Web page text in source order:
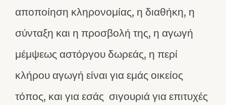
αποποίηση κληρονομίας, η διαθήκη, η
σύνταξη και η προσβολή της, η αγωγή
μέμψεως αστόργου δωρεάς, η περί
κλήρου αγωγή είναι για εμάς οικείος
τόπος, και για εσάς σιγουριά για επιτυχές